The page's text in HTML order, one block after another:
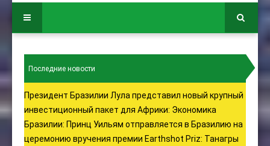
Последние новости
Президент Бразилии Лула представил новый крупный
инвестиционный пакет для Африки: Экономика
Бразилии: Принц Уильям отправляется в Бразилию на
церемонию вручения премии Earthshot Priz: Танагры